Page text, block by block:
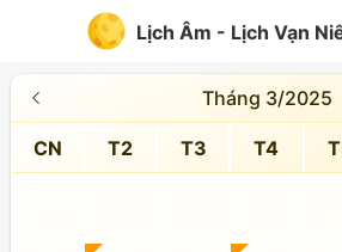
Lịch Âm - Lịch Vạn
Tháng 3/2025
CN T2 T3 T4